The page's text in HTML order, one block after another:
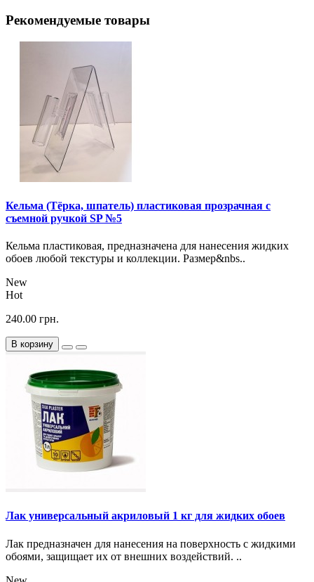
Рекомендуемые товары
Кельма (Тёрка, шпатель) пластиковая прозрачная с
съемной ручкой SP №5
Кельма пластиковая, предназначена для нанесения жидких
обоев любой текстуры и коллекции. Размер&nbs..
New
Hot
240.00 грн.
В корзину
Лак универсальный акриловый 1 кг для жидких обоев
Лак предназначен для нанесения на поверхность с жидкими
обоями, защищает их от внешних воздействий. ..